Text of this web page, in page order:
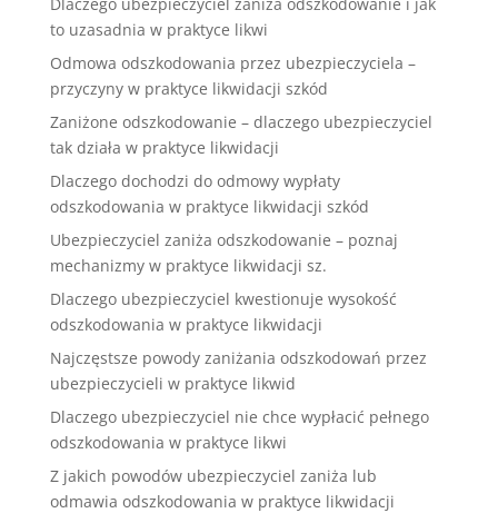
to uzasadnia w praktyce likwi
Odmowa odszkodowania przez ubezpieczyciela –
przyczyny w praktyce likwidacji szkód
Zaniżone odszkodowanie – dlaczego ubezpieczyciel
tak działa w praktyce likwidacji
Dlaczego dochodzi do odmowy wypłaty
odszkodowania w praktyce likwidacji szkód
Ubezpieczyciel zaniża odszkodowanie – poznaj
mechanizmy w praktyce likwidacji sz.
Dlaczego ubezpieczyciel kwestionuje wysokość
odszkodowania w praktyce likwidacji
Najczęstsze powody zaniżania odszkodowań przez
ubezpieczycieli w praktyce likwid
Dlaczego ubezpieczyciel nie chce wypłacić pełnego
odszkodowania w praktyce likwi
Z jakich powodów ubezpieczyciel zaniża lub
odmawia odszkodowania w praktyce likwidacji